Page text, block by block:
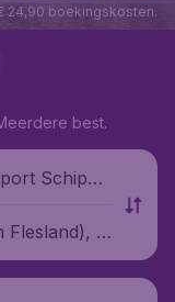
24,90 boekingskosten.
best.
Schipho
Flesland), N